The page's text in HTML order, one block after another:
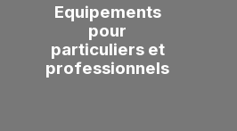
Equipements
pour
particuliers et
professionnels